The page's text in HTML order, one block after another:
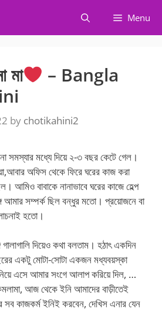
Menu
মা
– Bangla
by chotikahini2
সমস্যার মধ্যে দিয়ে ২-৩ বছর কেটে গেল।
অফিস থেকে ফিরে ঘরের কাজ করা
বাবাকে নানাভাবে ঘরের কাজে হেল্প
আমার সম্পর্ক ছিল বন্ধুর মতো। প্রয়োজনে বা
হতো।
দিয়েও কথা বলতাম। হঠাৎ একদিন
একটু মোটা-সোটা একজন মধ্যবয়স্কা
এসে আমার সংগে আলাপ করিয়ে দিল, …
আজ থেকে ইনি আমাদের বাড়ীতেই
সব কাজকর্ম ইনিই করবেন, দেখিস এনার যেন